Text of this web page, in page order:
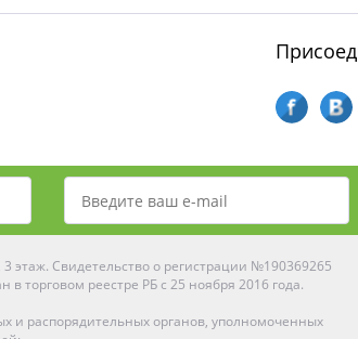
этаж. Свидетельство о регистрации №190369265
торговом реестре РБ с 25 ноября 2016 года.
и распорядительных органов, уполномоченных